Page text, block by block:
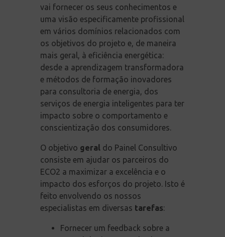
vai fornecer os seus conhecimentos e
uma visão especificamente profissional
em vários domínios relacionados com
os objetivos do projeto e, de maneira
mais geral, à eficiência energética:
desde a aprendizagem transformadora
e métodos de formação inovadores
para consultoria de energia, dos
serviços de energia inteligentes para ter
impacto sobre o comportamento e
conscientização dos consumidores.
O objetivo geral do Painel Consultivo
consiste em ajudar os parceiros do
ECO2 a maximizar a excelência e o
impacto dos esforços do projeto. Isto é
feito envolvendo os nossos
especialistas em diversas tarefas:
Fornecer um feedback sobre a